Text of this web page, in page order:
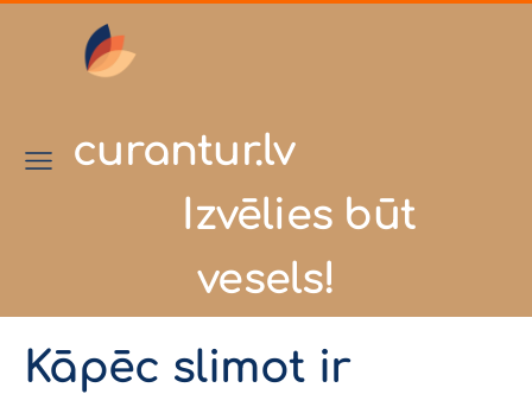
curantur.lv
Izvēlies būt
vesels!
Kāpēc slimot ir